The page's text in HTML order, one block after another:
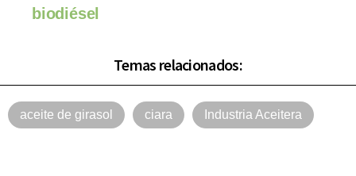
biodiésel
Temas relacionados:
aceite de girasol ciara Industria Aceitera